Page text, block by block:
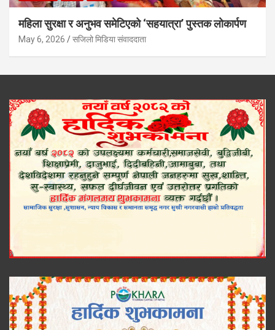
महिला सुरक्षा र अनुभव समेटिएको ‘सहयात्रा’ पुस्तक लोकार्पण
May 6, 2026 सजिलो मिडिया संवाददाता